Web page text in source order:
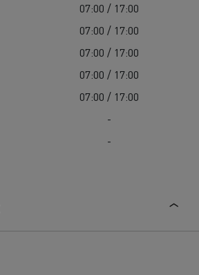
07:00 / 17:00
07:00 / 17:00
07:00 / 17:00
07:00 / 17:00
07:00 / 17:00
-
-